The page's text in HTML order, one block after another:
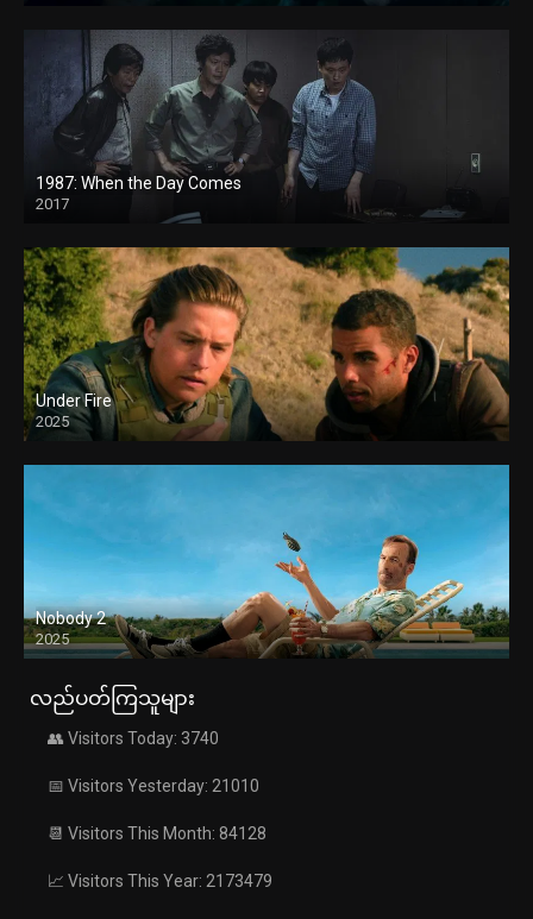
1987: When the Day Comes
2017
Under Fire
2025
Nobody 2
2025
လည်ပတ်ကြသူများ
👥 Visitors Today: 3740
📅 Visitors Yesterday: 21010
📆 Visitors This Month: 84128
📈 Visitors This Year: 2173479